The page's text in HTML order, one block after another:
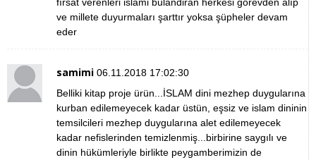
ve millete duyurmaları şarttır yoksa şüpheler devam
eder
samimi 06.11.2018 17:02:30
Belliki kitap proje ürün...İSLAM dini mezhep duygularına
kurban edilemeyecek kadar üstün, eşsiz ve islam dininin
temsilcileri mezhep duygularına alet edilemeyecek
kadar nefislerinden temizlenmiş...birbirine saygılı ve
dinin hükümleriyle birlikte peygamberimizin de